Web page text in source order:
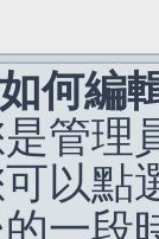
何編
管理
以點
一段